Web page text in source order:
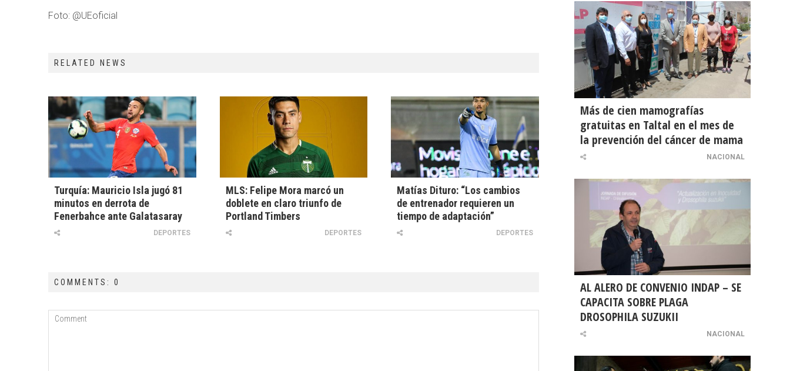
Foto: @UEoficial
RELATED NEWS
Turquía: Mauricio Isla jugó 81
minutos en derrota de
Fenerbahce ante Galatasaray
DEPORTES
MLS: Felipe Mora marcó un
doblete en claro triunfo de
Portland Timbers
DEPORTES
Matías Dituro: “Los cambios
de entrenador requieren un
tiempo de adaptación”
DEPORTES
COMMENTS: 0
Más de cien mamografías
gratuitas en Taltal en el mes de
la prevención del cáncer de mama
NACIONAL
AL ALERO DE CONVENIO INDAP – SE
CAPACITA SOBRE PLAGA
DROSOPHILA SUZUKII
NACIONAL